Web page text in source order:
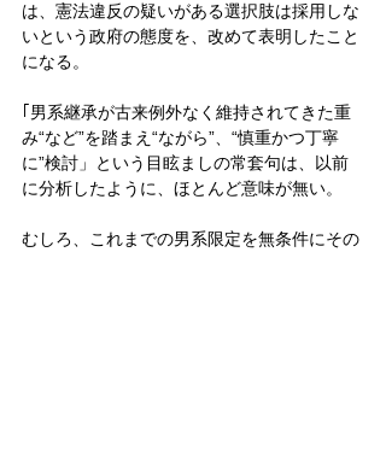
は、憲法違反の疑いがある選択肢は採用しな
いという政府の態度を、改めて表明したこと
になる。
｢男系継承が古来例外なく維持されてきた重
み“など”を踏まえ“ながら”、“慎重かつ丁寧
に”検討」という目眩ましの常套句は、以前
に分析したように、ほとんど意味が無い。
むしろ、これまでの男系限定を無条件にその